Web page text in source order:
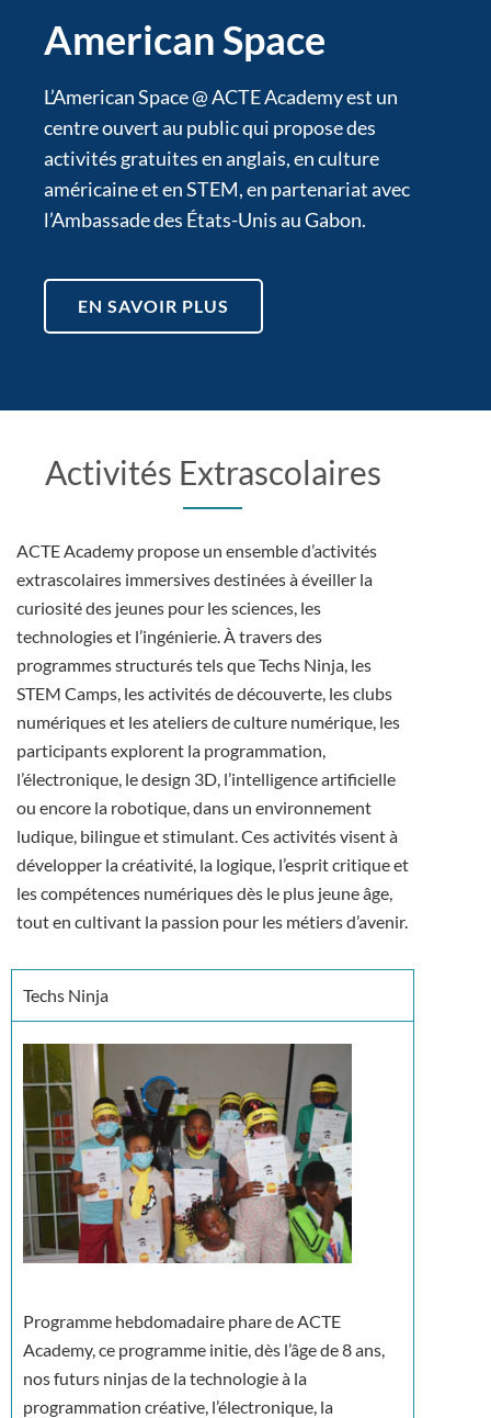
American Space
L’American Space @ ACTE Academy est un
centre ouvert au public qui propose des
activités gratuites en anglais, en culture
américaine et en STEM, en partenariat avec
l’Ambassade des États-Unis au Gabon.
EN SAVOIR PLUS
Activités Extrascolaires
ACTE Academy propose un ensemble d’activités
extrascolaires immersives destinées à éveiller la
curiosité des jeunes pour les sciences, les
technologies et l’ingénierie. À travers des
programmes structurés tels que Techs Ninja, les
STEM Camps, les activités de découverte, les clubs
numériques et les ateliers de culture numérique, les
participants explorent la programmation,
l’électronique, le design 3D, l’intelligence artificielle
ou encore la robotique, dans un environnement
ludique, bilingue et stimulant. Ces activités visent à
développer la créativité, la logique, l’esprit critique et
les compétences numériques dès le plus jeune âge,
tout en cultivant la passion pour les métiers d’avenir.
Techs Ninja
Programme hebdomadaire phare de ACTE
Academy, ce programme initie, dès l’âge de 8 ans,
nos futurs ninjas de la technologie à la
programmation créative, l’électronique, la